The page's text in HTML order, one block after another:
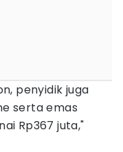
penyidik juga
serta emas
Rp367 juta,"